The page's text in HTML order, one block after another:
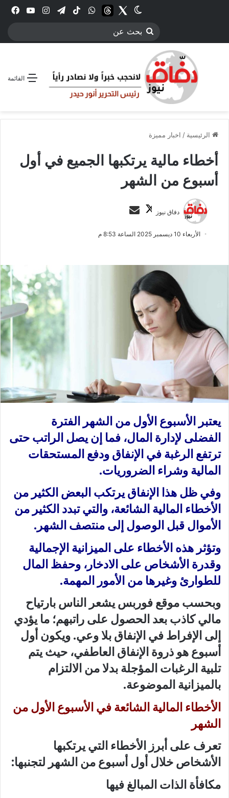
انستقرامتيلقرام‫TikTokواتسابthreadsTwitter
الوضع المظلم
بحث
القائمة
الرئيسية / اخبار مميزة
أخطاء مالية يرتكبها الجميع في أول
أسبوع من الشهر
دفاق نيوز
ت
ب
ل
ى
X
س
ر
ت
و
ن
ي
الأربعاء 10 ديسمبر 2025 الساعة 8:53 م
يعتبر الأسبوع الأول من الشهر الفترة
الفضلى لإدارة المال، فما إن يصل الراتب حتى
ترتفع الرغبة في الإنفاق ودفع المستحقات
المالية وشراء الضروريات.
وفي ظل هذا الإنفاق يرتكب البعض الكثير من
الأخطاء المالية الشائعة، والتي تبدد الكثير من
الأموال قبل الوصول إلى منتصف الشهر.
وتؤثر هذه الأخطاء على الميزانية الإجمالية
وقدرة الأشخاص على الادخار، وحفظ المال
للطوارئ وغيرها من الأمور المهمة.
وبحسب موقع فوربس يشعر الناس بارتياح
مالي كاذب بعد الحصول على راتبهم؛ ما يؤدي
إلى الإفراط في الإنفاق بلا وعي. ويكون أول
أسبوع هو ذروة الإنفاق العاطفي، حيث يتم
تلبية الرغبات المؤجلة بدلا من الالتزام
بالميزانية الموضوعة.
الأخطاء المالية الشائعة في الأسبوع الأول من
الشهر
تعرف على أبرز الأخطاء التي يرتكبها
الأشخاص خلال أول أسبوع من الشهر لتجنبها:
مكافأة الذات المبالغ فيها